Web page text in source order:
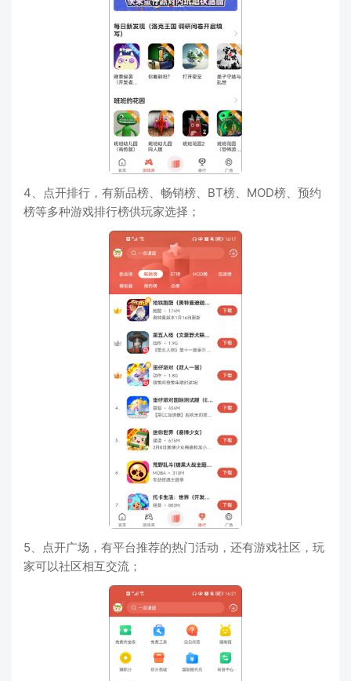
4、点开排行，有新品榜、畅销榜、BT榜、MOD榜、预约
榜等多种游戏排行榜供玩家选择；
5、点开广场，有平台推荐的热门活动，还有游戏社区，玩
家可以社区相互交流；